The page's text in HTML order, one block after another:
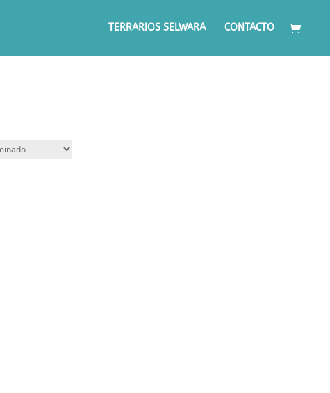
TERRARIOS SELWARA CONTACTO